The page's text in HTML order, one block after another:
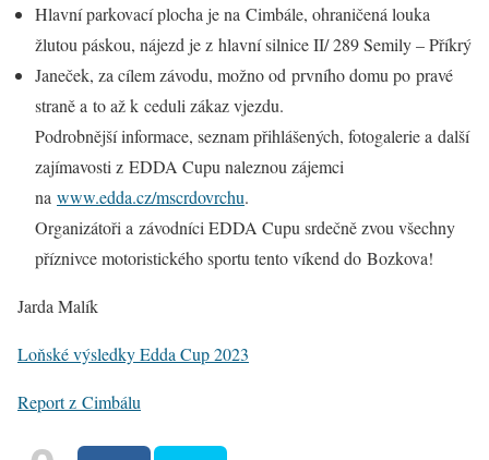
Hlavní parkovací plocha je na Cimbále, ohraničená louka
žlutou páskou, nájezd je z hlavní silnice II/ 289 Semily – Příkrý
Janeček, za cílem závodu, možno od prvního domu po pravé
straně a to až k ceduli zákaz vjezdu.
Podrobnější informace, seznam přihlášených, fotogalerie a další
zajímavosti z EDDA Cupu naleznou zájemci
na www.edda.cz/mscrdovrchu.
Organizátoři a závodníci EDDA Cupu srdečně zvou všechny
příznivce motoristického sportu tento víkend do Bozkova!
Jarda Malík
Loňské výsledky Edda Cup 2023
Report z Cimbálu